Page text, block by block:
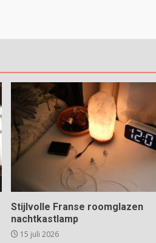
Stijlvolle Franse roomglazen
nachtkastlamp
15 juli 2026